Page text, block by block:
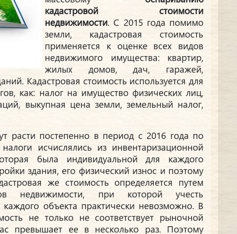
кадастровой стоимости
недвижимости. С 2015 года помимо
земли, кадастровая стоимость
применяется к оценке всех видов
недвижимого имущества: квартир,
жилых домов, дач, гаражей,
Кадастровая стоимость используется для
как: налог на имущество физических лиц,
выкупная цена земли, земельный налог,
расти постепенно в период с 2016 года по
исчислялись из инвентаризационной
была индивидуальной для каждого
здания, его физический износ и поэтому
же стоимость определяется путем
недвижимости, при которой учесть
объекта практически невозможно. В
не только не соответствует рыночной
превышает ее в несколько раз. Поэтому